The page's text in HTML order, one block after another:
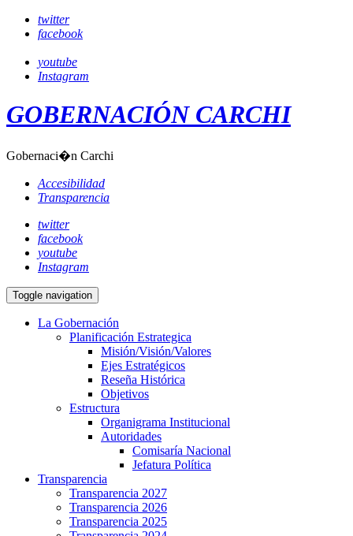
twitter
facebook
youtube
Instagram
GOBERNACIÓN CARCHI
Gobernaci�n Carchi
Accesibilidad
Transparencia
twitter
facebook
youtube
Instagram
Toggle navigation
La Gobernación
Planificación Estrategica
Misión/Visión/Valores
Ejes Estratégicos
Reseña Histórica
Objetivos
Estructura
Organigrama Institucional
Autoridades
Comisaría Nacional
Jefatura Política
Transparencia
Transparencia 2027
Transparencia 2026
Transparencia 2025